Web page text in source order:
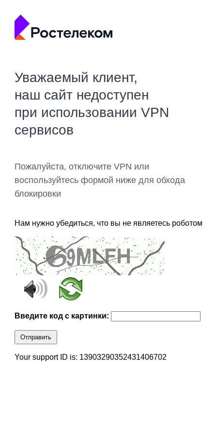
Уважаемый клиент,
наш сайт недоступен
при использовании VPN
сервисов
Пожалуйста, отключите VPN или
воспользуйтесь формой ниже для обхода
блокировки
Нам нужно убедиться, что вы не являетесь роботом
Введите код с картинки:
Отправить
Your support ID is: 13903290352431406702